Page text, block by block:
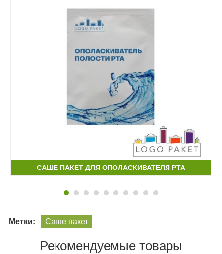
САШЕ ПАКЕТ ДЛЯ ОПОЛАСКИВАТЕЛЯ РТА
Метки: Саше пакет
Рекомендуемые товары